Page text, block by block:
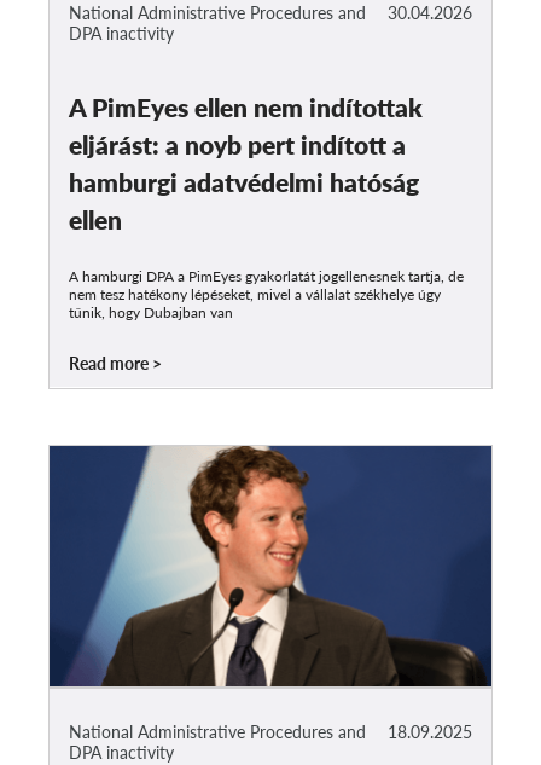
30.04.2026
National Administrative Procedures and
DPA inactivity
A PimEyes ellen nem indítottak
eljárást: a noyb pert indított a
hamburgi adatvédelmi hatóság
ellen
A hamburgi DPA a PimEyes gyakorlatát jogellenesnek tartja, de
nem tesz hatékony lépéseket, mivel a vállalat székhelye úgy
tűnik, hogy Dubajban van
Read more
18.09.2025
National Administrative Procedures and
DPA inactivity